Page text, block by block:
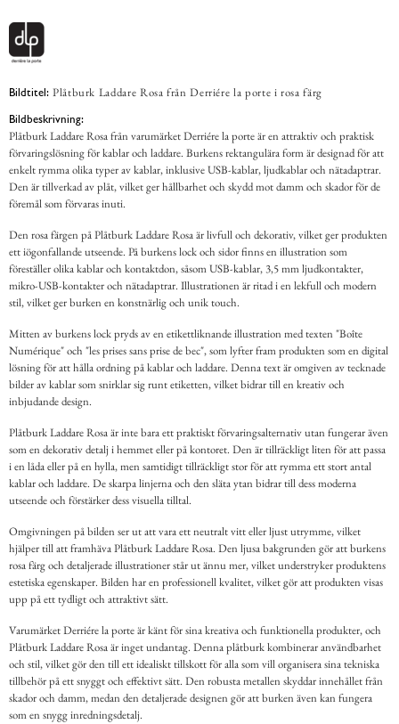
Bildtitel: Plåtburk Laddare Rosa från Derriére la porte i rosa färg
Bildbeskrivning:
Plåtburk Laddare Rosa från varumärket Derriére la porte är en attraktiv och praktisk
förvaringslösning för kablar och laddare. Burkens rektangulära form är designad för att
enkelt rymma olika typer av kablar, inklusive USB-kablar, ljudkablar och nätadaptrar.
Den är tillverkad av plåt, vilket ger hållbarhet och skydd mot damm och skador för de
föremål som förvaras inuti.
Den rosa färgen på Plåtburk Laddare Rosa är livfull och dekorativ, vilket ger produkten
ett iögonfallande utseende. På burkens lock och sidor finns en illustration som
föreställer olika kablar och kontaktdon, såsom USB-kablar, 3,5 mm ljudkontakter,
mikro-USB-kontakter och nätadaptrar. Illustrationen är ritad i en lekfull och modern
stil, vilket ger burken en konstnärlig och unik touch.
Mitten av burkens lock pryds av en etikettliknande illustration med texten "Boîte
Numérique" och "les prises sans prise de bec", som lyfter fram produkten som en digital
lösning för att hålla ordning på kablar och laddare. Denna text är omgiven av tecknade
bilder av kablar som snirklar sig runt etiketten, vilket bidrar till en kreativ och
inbjudande design.
Plåtburk Laddare Rosa är inte bara ett praktiskt förvaringsalternativ utan fungerar även
som en dekorativ detalj i hemmet eller på kontoret. Den är tillräckligt liten för att passa
i en låda eller på en hylla, men samtidigt tillräckligt stor för att rymma ett stort antal
kablar och laddare. De skarpa linjerna och den släta ytan bidrar till dess moderna
utseende och förstärker dess visuella tilltal.
Omgivningen på bilden ser ut att vara ett neutralt vitt eller ljust utrymme, vilket
hjälper till att framhäva Plåtburk Laddare Rosa. Den ljusa bakgrunden gör att burkens
rosa färg och detaljerade illustrationer står ut ännu mer, vilket understryker produktens
estetiska egenskaper. Bilden har en professionell kvalitet, vilket gör att produkten visas
upp på ett tydligt och attraktivt sätt.
Varumärket Derriére la porte är känt för sina kreativa och funktionella produkter, och
Plåtburk Laddare Rosa är inget undantag. Denna plåtburk kombinerar användbarhet
och stil, vilket gör den till ett idealiskt tillskott för alla som vill organisera sina tekniska
tillbehör på ett snyggt och effektivt sätt. Den robusta metallen skyddar innehållet från
skador och damm, medan den detaljerade designen gör att burken även kan fungera
som en snygg inredningsdetalj.